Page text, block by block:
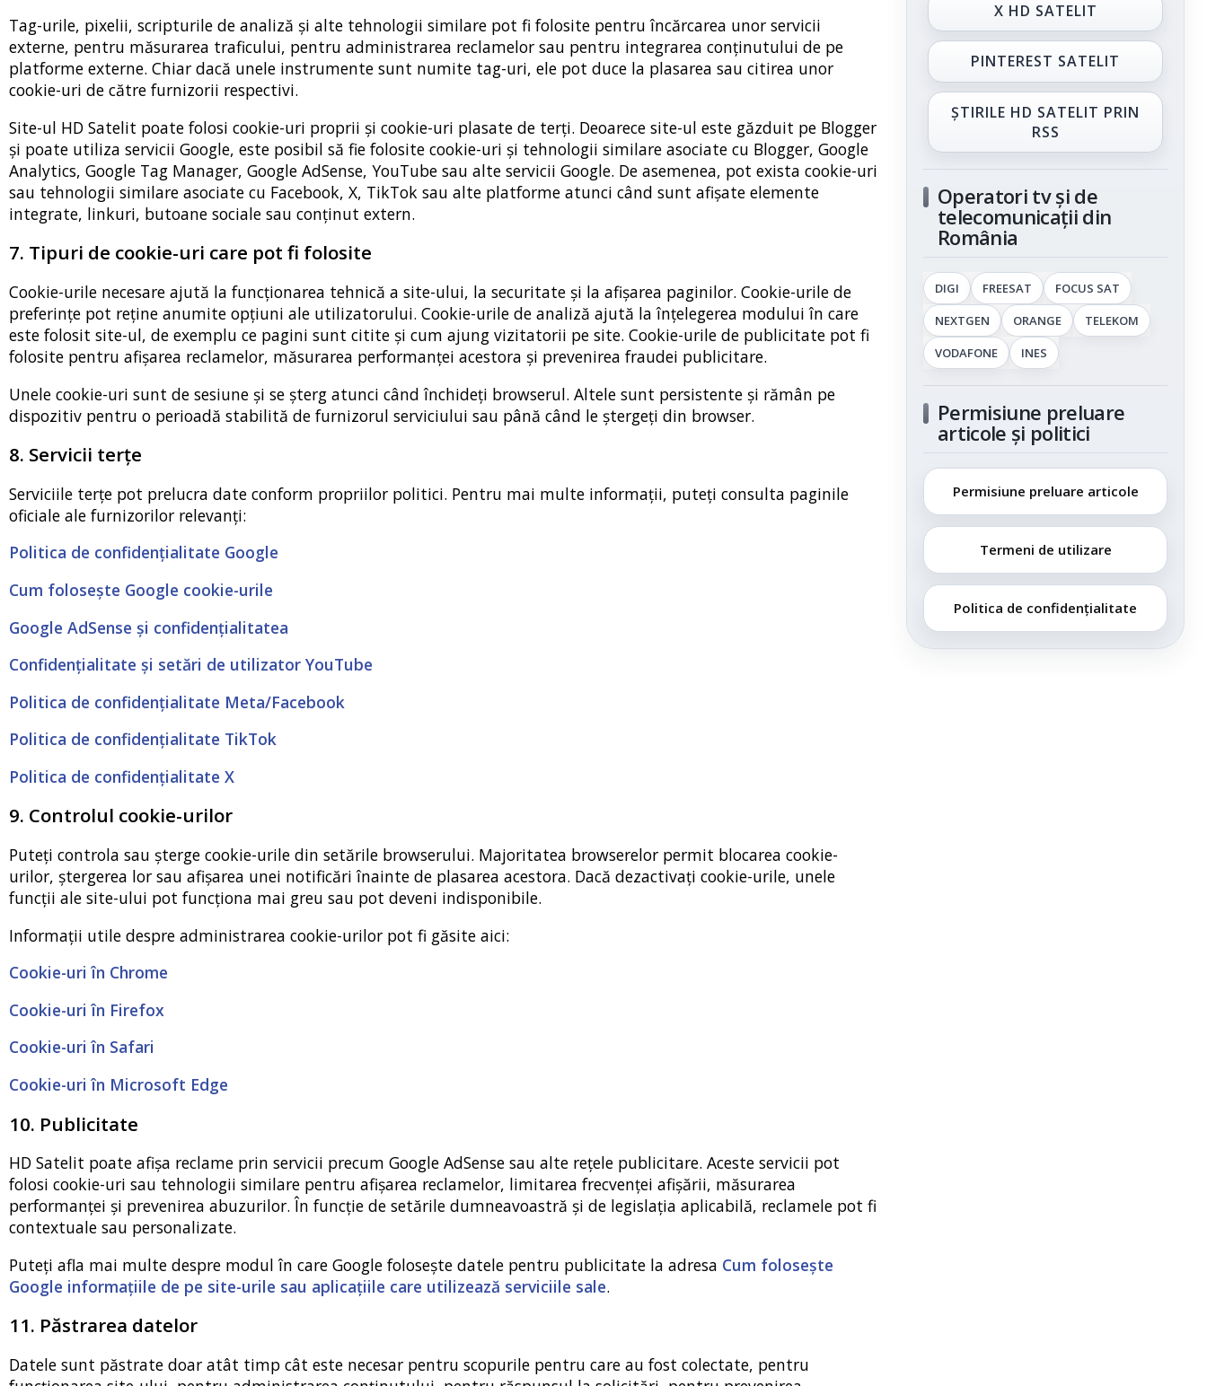
Tag-urile, pixelii, scripturile de analiză și alte tehnologii similare pot fi folosite pentru încărcarea unor servicii
externe, pentru măsurarea traficului, pentru administrarea reclamelor sau pentru integrarea conținutului de pe
platforme externe. Chiar dacă unele instrumente sunt numite tag-uri, ele pot duce la plasarea sau citirea unor
cookie-uri de către furnizorii respectivi.
Site-ul HD Satelit poate folosi cookie-uri proprii și cookie-uri plasate de terți. Deoarece site-ul este găzduit pe Blogger
și poate utiliza servicii Google, este posibil să fie folosite cookie-uri și tehnologii similare asociate cu Blogger, Google
Analytics, Google Tag Manager, Google AdSense, YouTube sau alte servicii Google. De asemenea, pot exista cookie-uri
sau tehnologii similare asociate cu Facebook, X, TikTok sau alte platforme atunci când sunt afișate elemente
integrate, linkuri, butoane sociale sau conținut extern.
7. Tipuri de cookie-uri care pot fi folosite
Cookie-urile necesare ajută la funcționarea tehnică a site-ului, la securitate și la afișarea paginilor. Cookie-urile de
preferințe pot reține anumite opțiuni ale utilizatorului. Cookie-urile de analiză ajută la înțelegerea modului în care
este folosit site-ul, de exemplu ce pagini sunt citite și cum ajung vizitatorii pe site. Cookie-urile de publicitate pot fi
folosite pentru afișarea reclamelor, măsurarea performanței acestora și prevenirea fraudei publicitare.
Unele cookie-uri sunt de sesiune și se șterg atunci când închideți browserul. Altele sunt persistente și rămân pe
dispozitiv pentru o perioadă stabilită de furnizorul serviciului sau până când le ștergeți din browser.
8. Servicii terțe
Serviciile terțe pot prelucra date conform propriilor politici. Pentru mai multe informații, puteți consulta paginile
oficiale ale furnizorilor relevanți:
Politica de confidențialitate Google
Cum folosește Google cookie-urile
Google AdSense și confidențialitatea
Confidențialitate și setări de utilizator YouTube
Politica de confidențialitate Meta/Facebook
Politica de confidențialitate TikTok
Politica de confidențialitate X
9. Controlul cookie-urilor
Puteți controla sau șterge cookie-urile din setările browserului. Majoritatea browserelor permit blocarea cookie-
urilor, ștergerea lor sau afișarea unei notificări înainte de plasarea acestora. Dacă dezactivați cookie-urile, unele
funcții ale site-ului pot funcționa mai greu sau pot deveni indisponibile.
Informații utile despre administrarea cookie-urilor pot fi găsite aici:
Cookie-uri în Chrome
Cookie-uri în Firefox
Cookie-uri în Safari
Cookie-uri în Microsoft Edge
10. Publicitate
HD Satelit poate afișa reclame prin servicii precum Google AdSense sau alte rețele publicitare. Aceste servicii pot
folosi cookie-uri sau tehnologii similare pentru afișarea reclamelor, limitarea frecvenței afișării, măsurarea
performanței și prevenirea abuzurilor. În funcție de setările dumneavoastră și de legislația aplicabilă, reclamele pot fi
contextuale sau personalizate.
Puteți afla mai multe despre modul în care Google folosește datele pentru publicitate la adresa Cum folosește
Google informațiile de pe site-urile sau aplicațiile care utilizează serviciile sale.
11. Păstrarea datelor
Datele sunt păstrate doar atât timp cât este necesar pentru scopurile pentru care au fost colectate, pentru
X HD SATELIT
PINTEREST SATELIT
ȘTIRILE HD SATELIT PRIN
RSS
Operatori tv și de
telecomunicații din
România
DIGI FREESAT
FOCUS SAT
NEXTGEN
ORANGE
TELEKOM
VODAFONE
INES
Permisiune preluare
articole și politici
Permisiune preluare articole
Termeni de utilizare
Politica de confidențialitate